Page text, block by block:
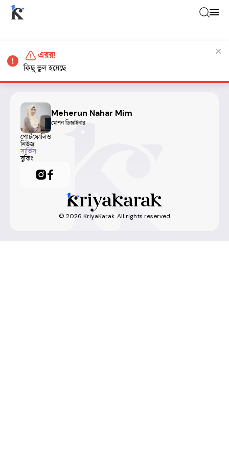
Meherun Nahar Mim
মোশন ডিজাইনার
পোর্টফোলিও
নিউজ
সার্ভিস
বুকিং
© 2026 KriyaKarak. All rights reserved
এরর!
কিছু ভুল হয়েছে